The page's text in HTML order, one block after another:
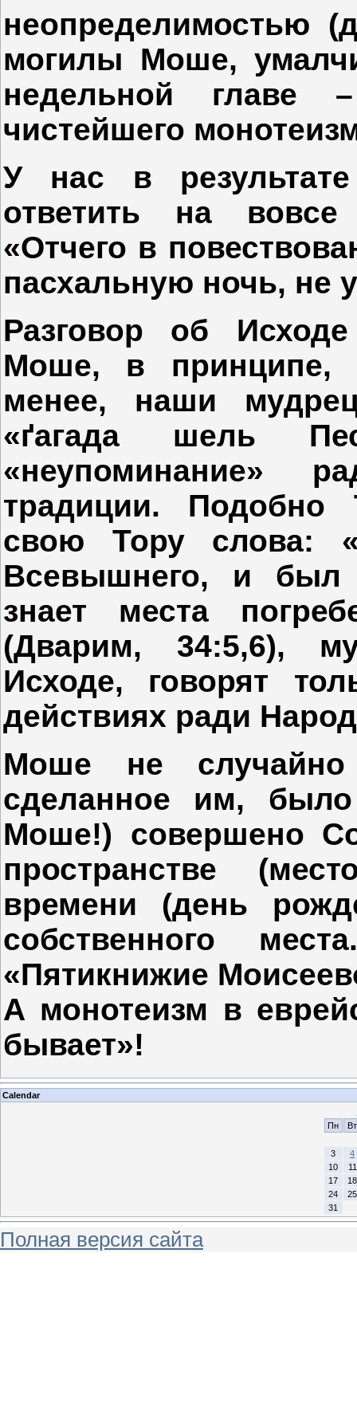
неопределимостью
могилы Моше,
недельной главе
чистейшего
У нас в
ответить на
«Отчего в
пасхальную ночь, не
Разговор об
Моше, в принципе,
менее, наши
«ґагада шель
«неупоминание»
традиции. Подобно
свою Тору слова:
Всевышнего, и был
знает места
(Дварим, 34:5,6),
Исходе, говорят
действиях ради
Моше не
сделанное им, было
Моше!) совершено
пространстве
времени (день
собственного
«Пятикнижие
А монотеизм в
бывает»!
Calendar
Пн
Вт
3
4
10
11
17
18
24
25
31
Полная версия сайта